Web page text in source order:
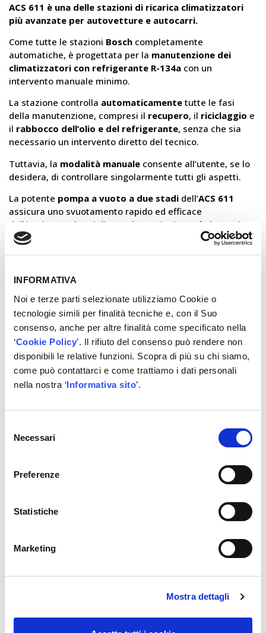
INFORMATIVA
Noi e terze parti selezionate utilizziamo Cookie o
tecnologie simili per finalità tecniche e, con il Suo
consenso, anche per altre finalità come specificato nella
‘Cookie Policy’. Il rifiuto del consenso può rendere non
disponibili le relative funzioni. Scopra di più su chi siamo,
come può contattarci e come trattiamo i dati personali
nella nostra ‘Informativa sito’.
delNecessari
Preferenze
Statistiche
Marketing
Mostra dettagli
ACS 611 è una delle stazioni di ricarica climatizzatori
più avanzate per autovetture e autocarri.
Come tutte le stazioni Bosch completamente
automatiche, è progettata per la manutenzione dei
climatizzatori con refrigerante R-134a con un
intervento manuale minimo.
La stazione controlla automaticamente tutte le fasi
della manutenzione, compresi il recupero, il riciclaggio e
il rabbocco dell’olio e del refrigerante, senza che sia
necessario un intervento diretto del tecnico.
Tuttavia, la modalità manuale consente all’utente, se lo
desidera, di controllare singolarmente tutti gli aspetti.
La potente pompa a vuoto a due stadi dell’ACS 611
assicura uno svuotamento rapido ed efficace
dell’impianto; al pari di tutte le stazioni
Bosch
, la stazione
comprende un database che contiene tutte le quantità di
L’ACS 611prevede anche una stampante integrata per
creare rapporti dettagliati.
VUOI CONOSCERE IL PREZZO?
Contattaci!
Altre informazioni
completamente
individuali: flessibilità per ottimizzare tempi e
Pompa a vuoto da 170 litri/minuto
: per una
prestazioni.
Grande serbatoio del refrigerante da 20 kg